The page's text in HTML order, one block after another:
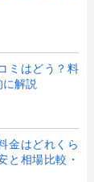
ミはどう？料
解説
金はどれくら
と相場比較・